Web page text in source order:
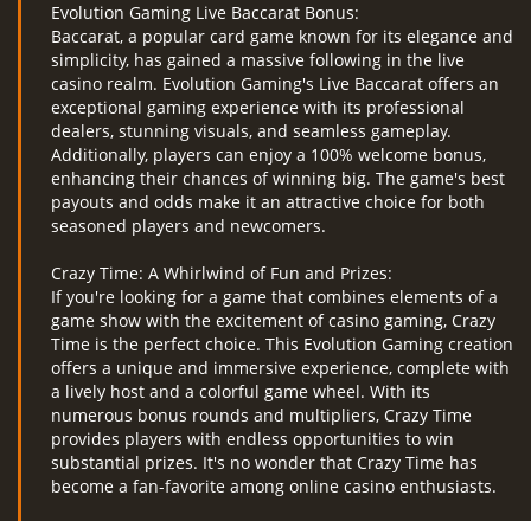
Evolution Gaming Live Baccarat Bonus:
Baccarat, a popular card game known for its elegance and
simplicity, has gained a massive following in the live
casino realm. Evolution Gaming's Live Baccarat offers an
exceptional gaming experience with its professional
dealers, stunning visuals, and seamless gameplay.
Additionally, players can enjoy a 100% welcome bonus,
enhancing their chances of winning big. The game's best
payouts and odds make it an attractive choice for both
seasoned players and newcomers.
Crazy Time: A Whirlwind of Fun and Prizes:
If you're looking for a game that combines elements of a
game show with the excitement of casino gaming, Crazy
Time is the perfect choice. This Evolution Gaming creation
offers a unique and immersive experience, complete with
a lively host and a colorful game wheel. With its
numerous bonus rounds and multipliers, Crazy Time
provides players with endless opportunities to win
substantial prizes. It's no wonder that Crazy Time has
become a fan-favorite among online casino enthusiasts.